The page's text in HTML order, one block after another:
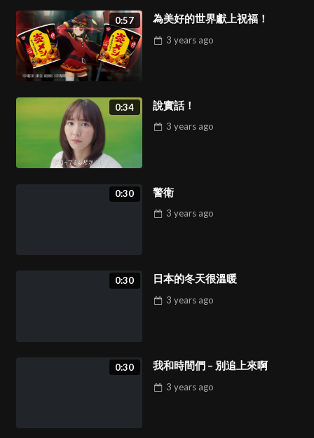
0:57 為美好的世界獻上祝福！
3 years ago
0:34 說實話！
3 years ago
0:30 警衛
3 years ago
0:30 日本的冬天很溫暖
3 years ago
0:30 我和時間們 – 別追上來啊
3 years ago